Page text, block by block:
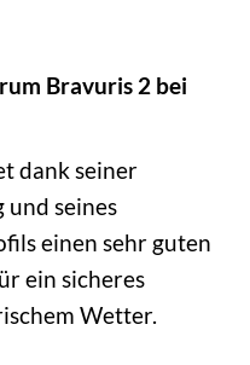
Bravuris 2 bei
dank seiner
und seines
einen sehr guten
ein sicheres
Wetter.